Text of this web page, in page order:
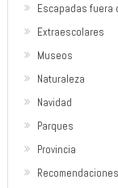
Escapadas fuera
Extraescolares
Museos
Naturaleza
Navidad
Parques
Provincia